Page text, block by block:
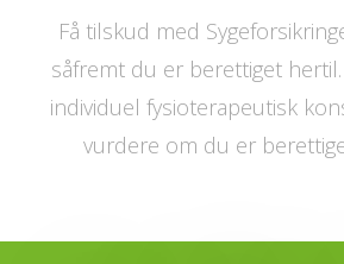
Få tilskud med
såfremt du er berettiget
individuel fysioterapeutisk
vurdere om du er